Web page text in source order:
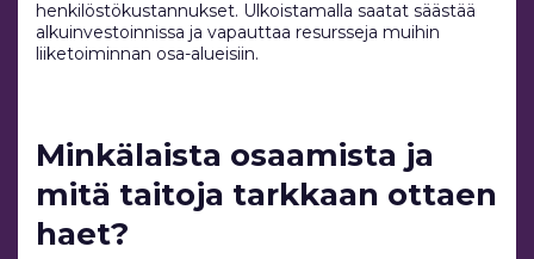
henkilöstökustannukset. Ulkoistamalla saatat säästää
alkuinvestoinnissa ja vapauttaa resursseja muihin
liiketoiminnan osa-alueisiin.
Minkälaista osaamista ja
mitä taitoja tarkkaan ottaen
haet?